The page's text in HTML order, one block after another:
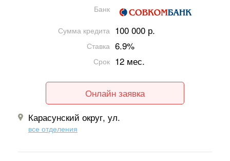
Банк
Сумма кредита 100 000 р.
Ставка 6.9%
Срок 12 мес.
Онлайн заявка
Карасунский округ, ул.
все отделения